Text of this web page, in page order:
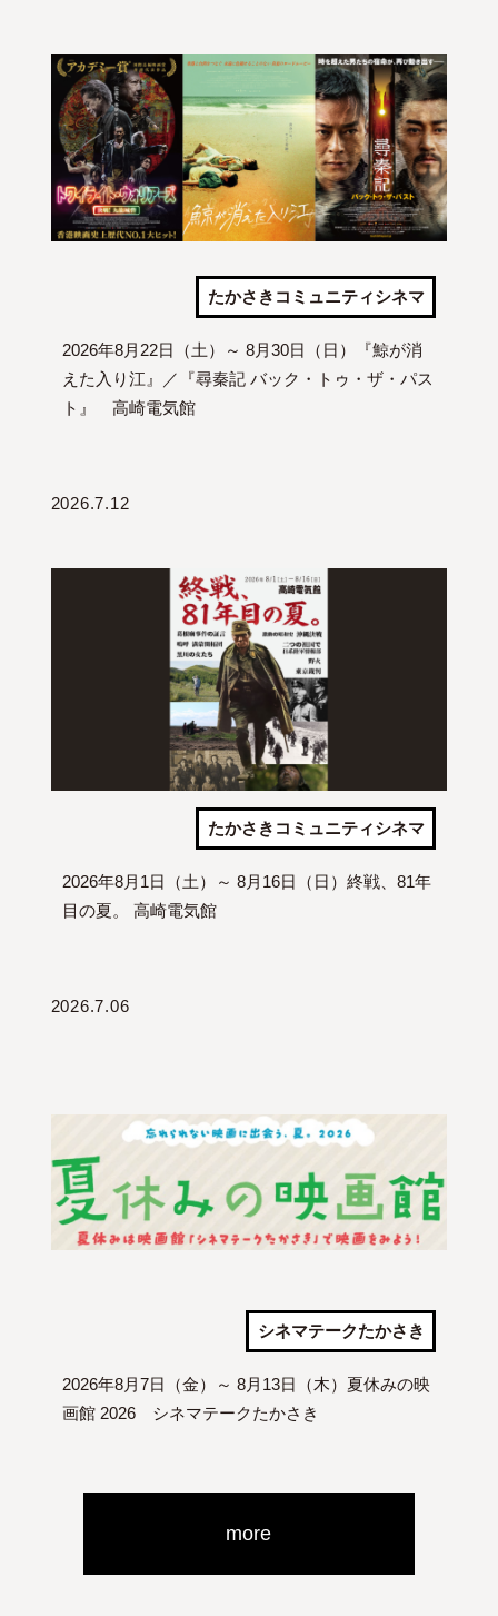
たかさきコミュニティシネマ
2026年8月22日（土）～ 8月30日（日）『鯨が消
えた入り江』／『尋秦記 バック・トゥ・ザ・パス
ト』 高崎電気館
2026.7.12
たかさきコミュニティシネマ
2026年8月1日（土）～ 8月16日（日）終戦、81年
目の夏。 高崎電気館
2026.7.06
シネマテークたかさき
2026年8月7日（金）～ 8月13日（木）夏休みの映
画館 2026 シネマテークたかさき
more